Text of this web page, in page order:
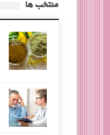
منتخب ها